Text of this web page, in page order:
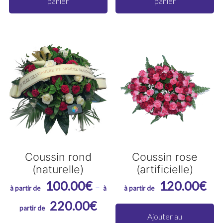
Coussin rond
(naturelle)
100.00€ –
220.00€Plage
Coussin rose
(artificielle)
120.00€
Ajouter au